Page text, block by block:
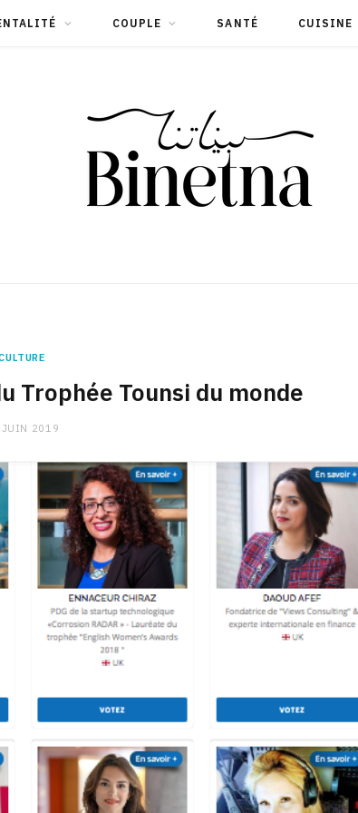
COUPLE SANTÉ CUISINE
Trophée Tounsi du monde
2019
CHARGE MENTALE
Stress après le travail :